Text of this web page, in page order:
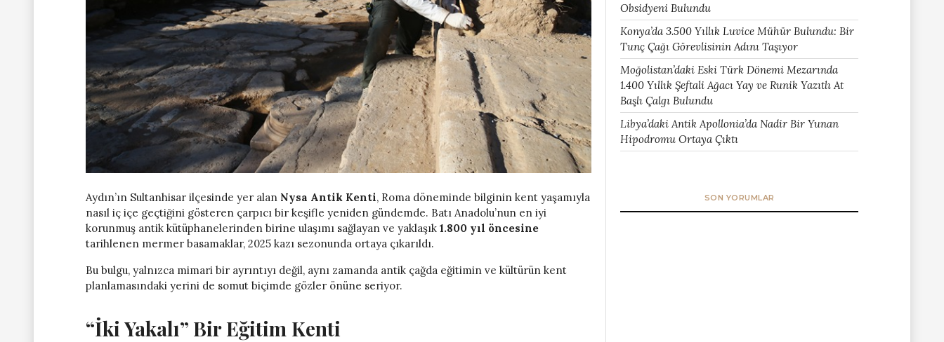
Aydın’ın Sultanhisar ilçesinde yer alan Nysa Antik Kenti, Roma döneminde bilginin kent yaşamıyla
nasıl iç içe geçtiğini gösteren çarpıcı bir keşifle yeniden gündemde. Batı Anadolu’nun en iyi
korunmuş antik kütüphanelerinden birine ulaşımı sağlayan ve yaklaşık 1.800 yıl öncesine
tarihlenen mermer basamaklar, 2025 kazı sezonunda ortaya çıkarıldı.
Bu bulgu, yalnızca mimari bir ayrıntıyı değil, aynı zamanda antik çağda eğitimin ve kültürün kent
planlamasındaki yerini de somut biçimde gözler önüne seriyor.
“İki Yakalı” Bir Eğitim Kenti
Obsidyeni Bulundu
Konya’da 3.500 Yıllık Luvice Mühür Bulundu: Bir
Tunç Çağı Görevlisinin Adını Taşıyor
Moğolistan’daki Eski Türk Dönemi Mezarında
1.400 Yıllık Şeftali Ağacı Yay ve Runik Yazıtlı At
Başlı Çalgı Bulundu
Libya’daki Antik Apollonia’da Nadir Bir Yunan
Hipodromu Ortaya Çıktı
SON YORUMLAR